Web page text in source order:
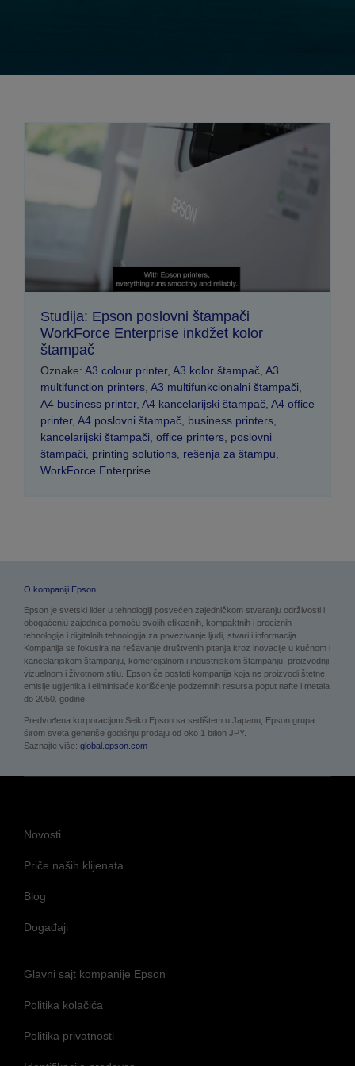
Studija: Epson poslovni štampači
WorkForce Enterprise inkdžet kolor
štampač
Oznake: A3 colour printer, A3 kolor štampač A3
multifunction printers A3 multifunkcionalni štampači
A4 business printer, A4 kancelarijski štampač A4 office
printer, A4 poslovni štampač business printers
kancelarijski štampači office printers poslovni
štampači
printing solutions rešenja za štampu
WorkForce Enterprise
O kompaniji Epson
Epson je svetski lider u tehnologiji posvećen zajedničkom stvaranju održivosti i
obogaćenju zajednica pomoću svojih efikasnih, kompaktnih i preciznih
tehnologija i digitalnih tehnologija za povezivanje ljudi, stvari i informacija.
Kompanija se fokusira na rešavanje društvenih pitanja kroz inovacije u kućnom i
kancelarijskom štampanju, komercijalnom i industrijskom štampanju, proizvodnji,
vizuelnom i životnom stilu. Epson će postati kompanija koja ne proizvodi štetne
emisije ugljenika i eliminisaće korišćenje podzemnih resursa poput nafte i metala
do 2050. godine.
Predvođena korporacijom Seiko Epson sa sedištem u Japanu, Epson grupa
širom sveta generiše godišnju prodaju od oko 1 bilion JPY.
Saznajte više: global.epson.com
Novosti
Priče naših klijenata
Blog
Događaji
Glavni sajt kompanije Epson
Politika kolačića
Politika privatnosti